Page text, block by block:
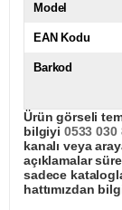
Model
EAN Kodu
Barkod
Ürün görseli
bilgiyi 0533 030
kanalı veya
açıklamalar
sadece
hattımızdan